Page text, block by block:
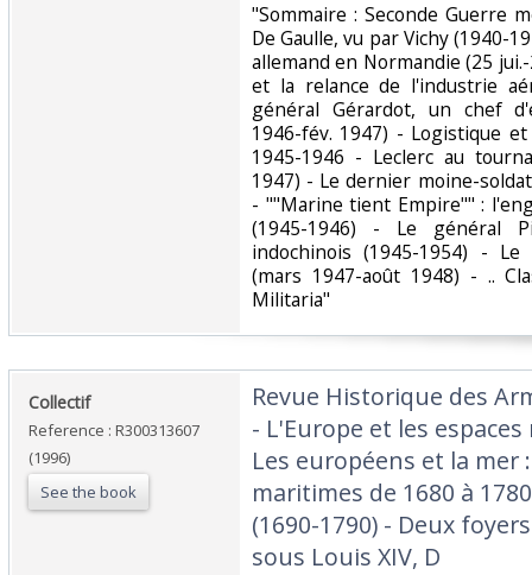
‎"Sommaire : Seconde Guerre
De Gaulle, vu par Vichy (1940-
allemand en Normandie (25
et la relance de l'industrie
général Gérardot, un chef
1946-fév. 1947) - Logistique
1945-1946 - Leclerc au
1947) - Le dernier moine-
- ""Marine tient Empire"" :
(1945-1946) - Le général
indochinois (1945-1954) -
(mars 1947-août 1948) - ..
Militaria"‎
‎Collectif‎
Reference : R300313607
(1996)
See the book
‎Revue Historique des
- L'Europe et les
Les européens et la mer
maritimes de 1680 à
(1690-1790) - Deux
sous Louis XIV, D‎